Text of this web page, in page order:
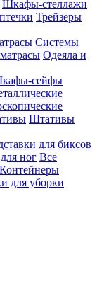
Шкафы-стеллажи
Трейзеры
Системы
Одеяла и
сейфы
Штативы
для биксов
ног Все
Контейнеры
для уборки